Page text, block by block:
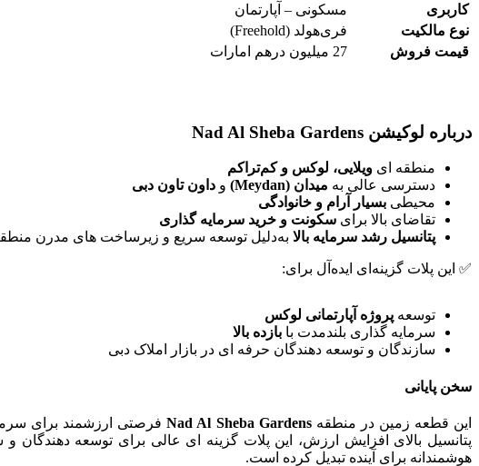
کاربری
مسکونی – آپارتمان
نوع مالکیت
فری‌هولد (Freehold)
قیمت فروش
27 میلیون درهم امارات
درباره لوکیشن Nad Al Sheba Gardens
منطقه ای ویلایی، لوکس و کم‌تراکم
دسترسی عالی به میدان (Meydan) و داون تاون دبی
محیطی بسیار آرام و خانوادگی
تقاضای بالا برای سکونت و خرید سرمایه گذاری
پتانسیل رشد سرمایه بالا به‌دلیل توسعه سریع و زیرساخت های مدرن
✅ این پلات گزینه‌ای ایده‌آل برای:
توسعه پروژه آپارتمانی لوکس
سرمایه گذاری بلندمدت با بازده بالا
سازندگان و توسعه دهندگان حرفه ای در بازار املاک دبی
سخن پایانی
این قطعه زمین در منطقهNad Al Sheba Gardensفرصتی ارزشمند برای
پتانسیل بالای افزایش ارزش، این پلات گزینه ای عالی برای توسعه
هوشمندانه برای آینده تبدیل کرده است.